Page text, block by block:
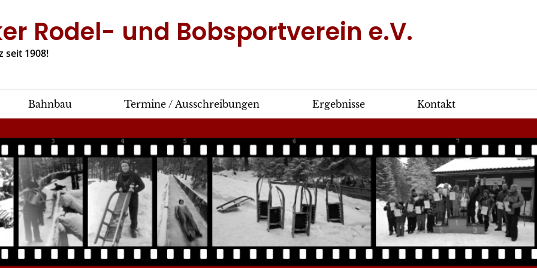
Rodel- und Bobsportverein e.V.
seit 1908!
Bahnbau Termine / Ausschreibungen Ergebnisse Kontakt